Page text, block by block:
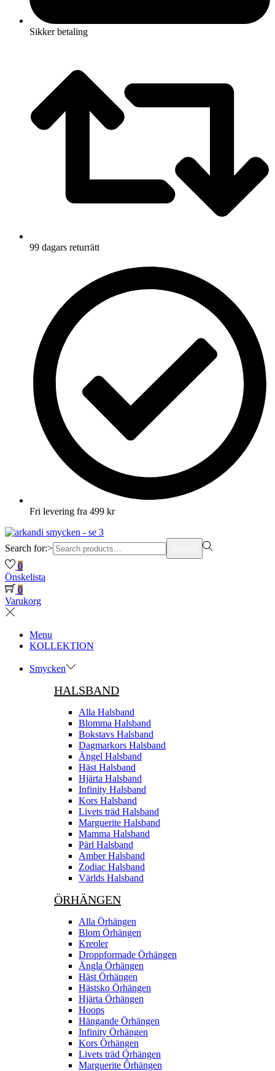
Sikker betaling
99 dagars returrätt
Fri levering fra 499 kr
Search for:>
0
Önskelista
0
Varukorg
Menu
KOLLEKTION
Smycken
HALSBAND
Alla Halsband
Blomma Halsband
Bokstavs Halsband
Dagmarkors Halsband
Ängel Halsband
Häst Halsband
Hjärta Halsband
Infinity Halsband
Kors Halsband
Livets träd Halsband
Marguerite Halsband
Mamma Halsband
Pärl Halsband
Amber Halsband
Zodiac Halsband
Världs Halsband
ÖRHÄNGEN
Alla Örhängen
Blom Örhängen
Kreoler
Droppformade Örhängen
Ängla Örhängen
Häst Örhängen
Hästsko Örhängen
Hjärta Örhängen
Hoops
Hängande Örhängen
Infinity Örhängen
Kors Örhängen
Livets träd Örhängen
Marguerite Ôrhängen